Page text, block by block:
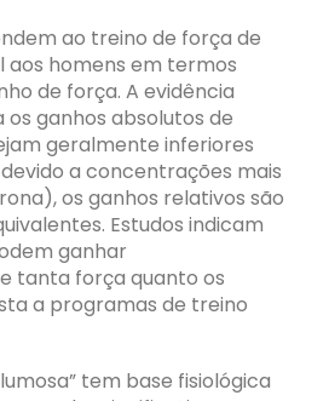
ao treino de força de
homens em termos
de força. A evidência
os ganhos absolutos de
geralmente inferiores
a concentrações mais
os ganhos relativos são
Estudos indicam
ganhar
tanta força quanto os
a programas de treino
tem base fisiológica